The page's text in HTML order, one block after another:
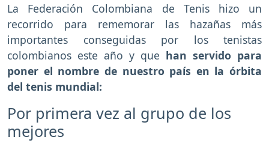
La Federación Colombiana de Tenis hizo un
recorrido para rememorar las hazañas más
importantes conseguidas por los tenistas
colombianos este año y que han servido para
poner el nombre de nuestro país en la órbita
del tenis mundial:
Por primera vez al grupo de los
mejores